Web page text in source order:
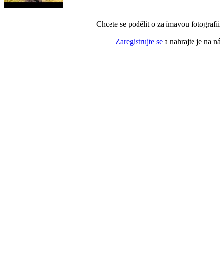
Chcete se podělit o zajímavou
Zaregistrujte sea nahrajte je na